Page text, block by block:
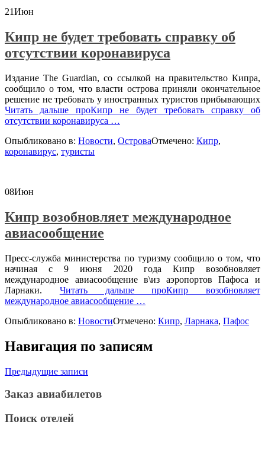
21Июн
Кипр не будет требовать справку об
отсутствии коронавируса
Издание The Guardian, со ссылкой на правительство Кипра,
сообщило о том, что власти острова приняли окончательное
решение не требовать у иностранных туристов прибывающих
Читать дальше проКипр не будет требовать справку об
отсутствии коронавируса …
Опыбликовано в: Новости, ОстроваОтмечено: Кипр,
коронавирус, туристы
08Июн
Кипр возобновляет международное
авиасообщение
Пресс-служба министерства по туризму сообщило о том, что
начиная с 9 июня 2020 года Кипр возобновляет
международное авиасообщение в\из аэропортов Пафоса и
Ларнаки. Читать дальшепроКипр возобновляет
международное авиасообщение …
Опыбликовано в: НовостиОтмечено: Кипр, Ларнака, Пафос
Навигация по записям
Предыдущие записи
Заказ авиабилетов
Поиск отелей